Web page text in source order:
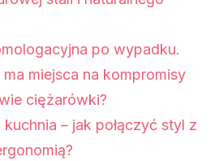
po wypadku.
miejsca na kompromisy
ciężarówki?
– jak połączyć styl z